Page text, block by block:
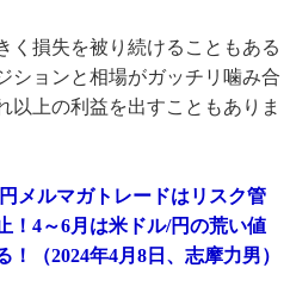
損失を被り続けることもある
ションと相場がガッチリ噛み合
以上の利益を出すこともありま
メルマガトレードはリスク管
！4～6月は米ドル/円の荒い値
（2024年4月8日、志摩力男）